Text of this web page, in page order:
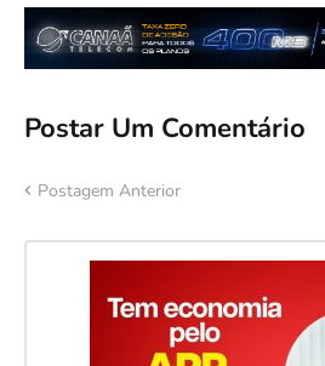
Postar Um Comentário
Postagem Anterior